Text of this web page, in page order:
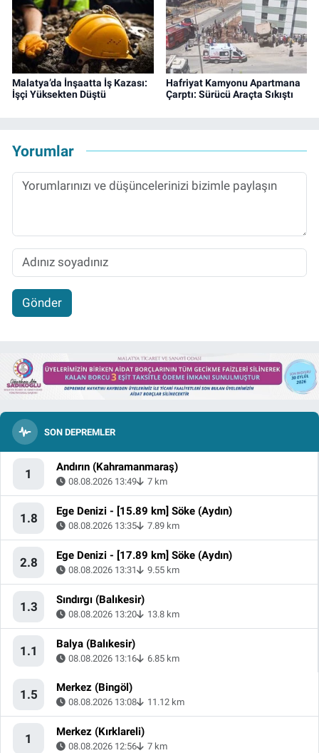
Malatya’da İnşaatta İş Kazası:
İşçi Yüksekten Düştü
Hafriyat Kamyonu Apartmana
Çarptı: Sürücü Araçta Sıkıştı
Yorumlar
Gönder
SON DEPREMLER
1 Andırın (Kahramanmaraş)
08.08.2026 13:49 7 km
1.8 Ege Denizi - [15.89 km] Söke (Aydın)
08.08.2026 13:35 7.89 km
2.8 Ege Denizi - [17.89 km] Söke (Aydın)
08.08.2026 13:31 9.55 km
1.3 Sındırgı (Balıkesir)
08.08.2026 13:20 13.8 km
1.1 Balya (Balıkesir)
08.08.2026 13:16 6.85 km
1.5 Merkez (Bingöl)
08.08.2026 13:08 11.12 km
1 Merkez (Kırklareli)
08.08.2026 12:56 7 km